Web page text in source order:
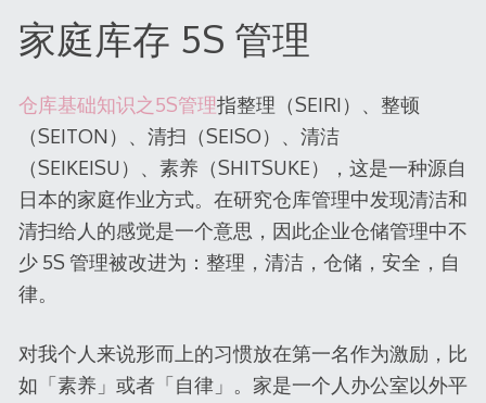
家庭库存 5S 管理
仓库基础知识之5S管理指整理（SEIRI）、整顿
（SEITON）、清扫（SEISO）、清洁
（SEIKEISU）、素养（SHITSUKE），这是一种源自
日本的家庭作业方式。在研究仓库管理中发现清洁和
清扫给人的感觉是一个意思，因此企业仓储管理中不
少 5S 管理被改进为：整理，清洁，仓储，安全，自
律。
对我个人来说形而上的习惯放在第一名作为激励，比
如「素养」或者「自律」。家是一个人办公室以外平